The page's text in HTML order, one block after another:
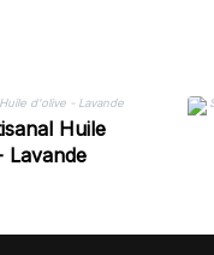
Huile
Lavande